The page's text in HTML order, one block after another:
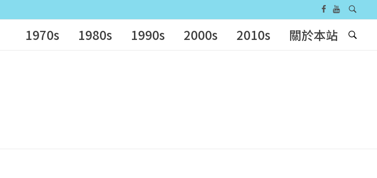
1970s 1980s 1990s 2000s 2010s 關於本站